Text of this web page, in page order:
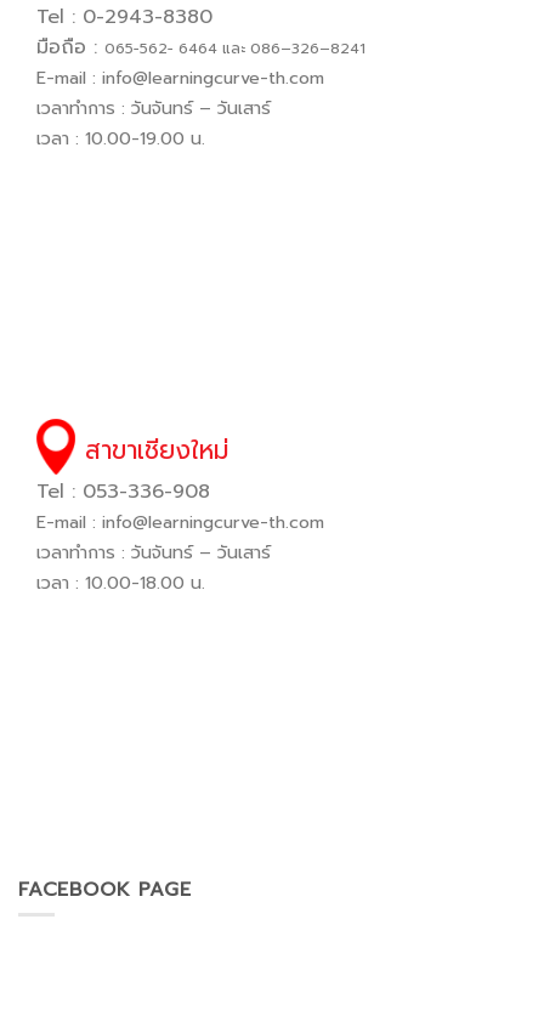
Tel : 0-2943-8380
มือถือ : 065−562− 6464 และ 086–326–8241
E-mail : info@learningcurve-th.com
เวลาทำการ : วันจันทร์ – วันเสาร์
เวลา : 10.00-19.00 น.
สาขาเชียงใหม่
Tel : 053-336-908
E-mail : info@learningcurve-th.com
เวลาทำการ : วันจันทร์ – วันเสาร์
เวลา : 10.00-18.00 น.
FACEBOOK PAGE